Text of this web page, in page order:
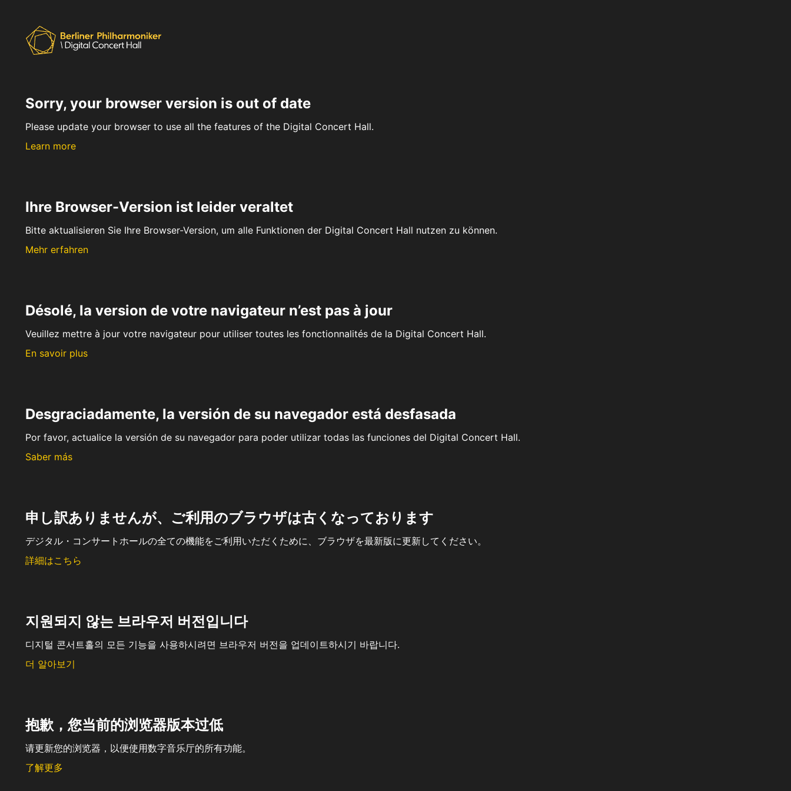
Sorry, your browser version is out of date
Please update your browser to use all the features of the Digital Concert Hall.
Learn more
Ihre Browser-Version ist leider veraltet
Bitte aktualisieren Sie Ihre Browser-Version, um alle Funktionen der Digital Concert Hall nutzen zu können.
Mehr erfahren
Désolé, la version de votre navigateur n’est pas à jour
Veuillez mettre à jour votre navigateur pour utiliser toutes les fonctionnalités de la Digital Concert Hall.
En savoir plus
Desgraciadamente, la versión de su navegador está desfasada
Por favor, actualice la versión de su navegador para poder utilizar todas las funciones del Digital Concert Hall.
Saber más
申し訳ありませんが、ご利用のブラウザは古くなっております
デジタル・コンサートホールの全ての機能をご利用いただくために、ブラウザを最新版に更新してください。
詳細はこちら
지원되지 않는 브라우저 버전입니다
디지털 콘서트홀의 모든 기능을 사용하시려면 브라우저 버전을 업데이트하시기 바랍니다.
더 알아보기
抱歉，您当前的浏览器版本过低
请更新您的浏览器，以便使用数字音乐厅的所有功能。
了解更多